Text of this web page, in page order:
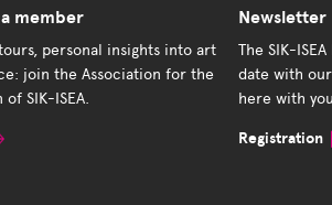
member
personal insights into art
join the Association for the
SIK-ISEA.
Newsletter
The SIK-
date with
here with
Registration